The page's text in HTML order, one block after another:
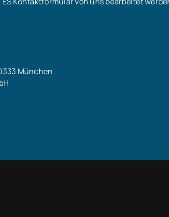
München